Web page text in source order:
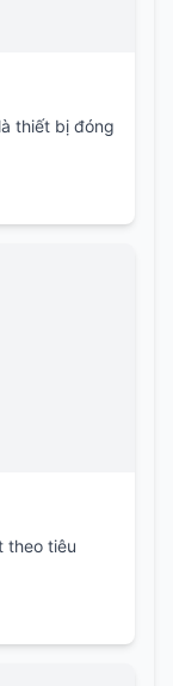
thiết bị đóng
theo tiêu